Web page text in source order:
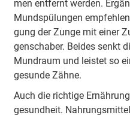
men ent­fernt wer­den.
Mund­spü­lun­gen
gung der Zun­ge mit ei­ner
gen­schab­er. Bei­des senkt
Mund­raum und leis­tet so
ge­sun­de Zäh­ne.
Auch die rich­ti­ge
ge­sund­heit.